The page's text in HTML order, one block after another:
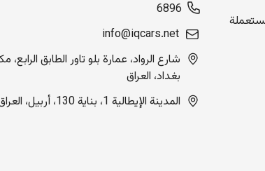
6896
info@iqcars.net
بغداد، العراق
المدينة الإيطالية 1، بناية 130، أربيل، العراق